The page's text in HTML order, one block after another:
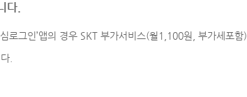
다.
로그인’앱의 경우 SKT 부가서비스(월1,100원, 부가세포함)
.